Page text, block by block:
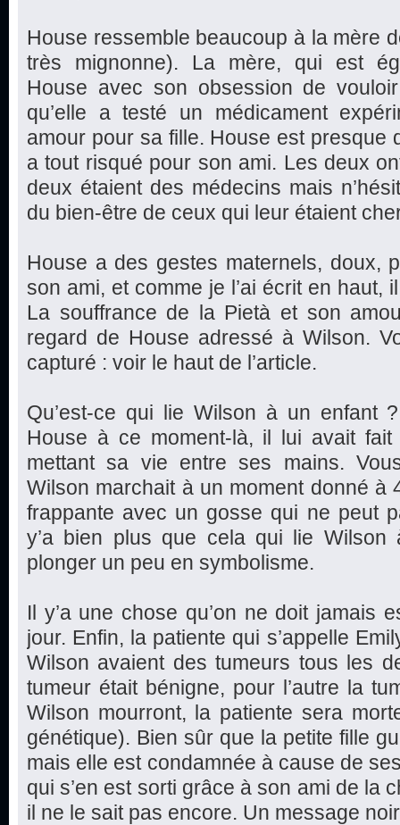
House ressemble beaucoup à la mère
très mignonne). La mère, qui est
House avec son obsession de
qu’elle a testé un médicament
amour pour sa fille. House est presque
a tout risqué pour son ami. Les deux
deux étaient des médecins mais
du bien-être de ceux qui leur étaient
House a des gestes maternels, doux,
son ami, et comme je l’ai écrit en haut,
La souffrance de la Pietà et son
regard de House adressé à Wilson.
capturé : voir le haut de l’article.
Qu’est-ce qui lie Wilson à un enfant
House à ce moment-là, il lui avait
mettant sa vie entre ses mains.
Wilson marchait à un moment donné à
frappante avec un gosse qui ne peut
y’a bien plus que cela qui lie
plonger un peu en symbolisme.
Il y’a une chose qu’on ne doit jamais
jour. Enfin, la patiente qui s’appelle
Wilson avaient des tumeurs tous les
tumeur était bénigne, pour l’autre la
Wilson mourront, la patiente sera
génétique). Bien sûr que la petite fille
mais elle est condamnée à cause de
qui s’en est sorti grâce à son ami de la
il ne le sait pas encore. Un message